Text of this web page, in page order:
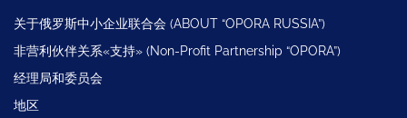
关于俄罗斯中小企业联合会 (ABOUT “OPORA RUSSIA”)
非营利伙伴关系«支持» (Non-Profit Partnership “OPORA”)
经理局和委员会
地区